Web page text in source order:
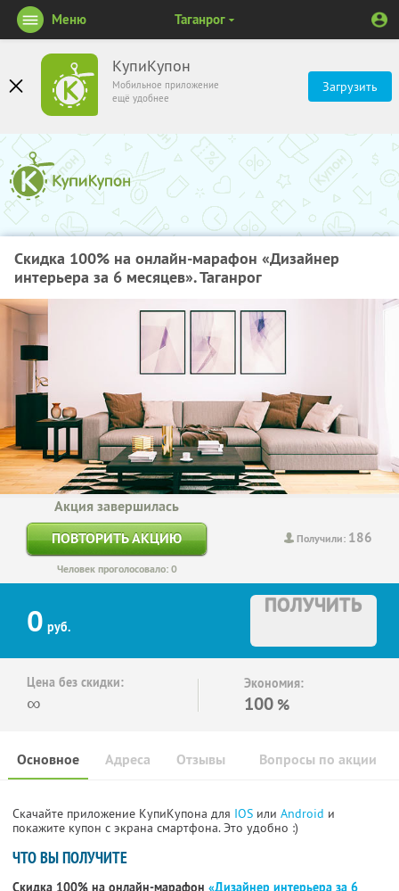
КупиКупон
Мобильное приложение
ещё удобнее
Загрузить
Меню Таганрог
Скидка 100% на онлайн-марафон «Дизайнер
интерьера за 6 месяцев». Таганрог
Получили: 186
Акция завершилась
ПОВТОРИТЬ АКЦИЮ
Человек проголосовало: 0
0 руб.
ПОЛУЧИТЬ
Цена без скидки:
∞
Экономия:
100 %
Основное Отзывы Вопросы по акции
Адреса
Скачайте приложение КупиКупона для IOS или Android и
покажите купон с экрана смартфона. Это удобно :)
ЧТО ВЫ ПОЛУЧИТЕ
Скидка 100% на онлайн-марафон «Дизайнер интерьера за 6